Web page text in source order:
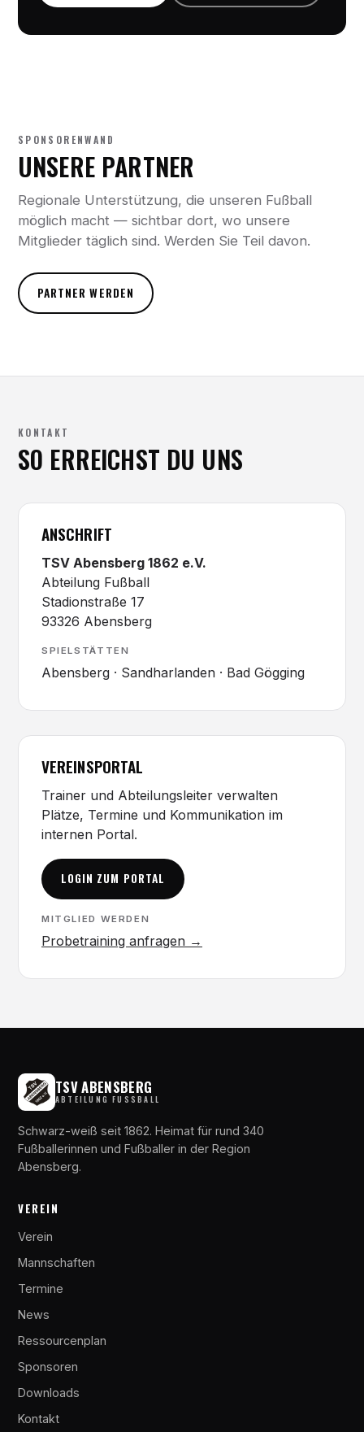
SPONSORENWAND
UNSERE PARTNER
Regionale Unterstützung, die unseren Fußball
möglich macht — sichtbar dort, wo unsere
Mitglieder täglich sind. Werden Sie Teil davon.
PARTNER WERDEN
KONTAKT
SO ERREICHST DU UNS
ANSCHRIFT
TSV Abensberg 1862 e.V.
Abteilung Fußball
Stadionstraße 17
93326 Abensberg
SPIELSTÄTTEN
Abensberg · Sandharlanden · Bad Gögging
VEREINSPORTAL
Trainer und Abteilungsleiter verwalten
Plätze, Termine und Kommunikation im
internen Portal.
LOGIN ZUM PORTAL
MITGLIED WERDEN
Probetraining anfragen →
TSV ABENSBERG
ABTEILUNG FUSSBALL
Schwarz-weiß seit 1862. Heimat für rund 340
Fußballerinnen und Fußballer in der Region
Abensberg.
VEREIN
Verein
Mannschaften
Termine
News
Ressourcenplan
Sponsoren
Downloads
Kontakt